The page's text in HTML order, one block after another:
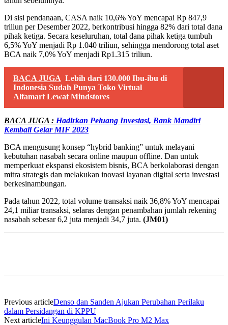
Di sisi pendanaan, CASA naik 10,6% YoY mencapai Rp 847,9
triliun per Desember 2022, berkontribusi hingga 82% dari total dana
pihak ketiga. Secara keseluruhan, total dana pihak ketiga tumbuh
6,5% YoY menjadi Rp 1.040 triliun, sehingga mendorong total aset
BCA naik 7,0% YoY menjadi Rp1.315 triliun.
BACA JUGA Lebih dari 130.000 Ibu-ibu di
Indonesia Sudah Punya Toko Virtual
Alfamart Lewat Mindstores
BACA JUGA : Hadirkan Peluang Investasi, Bank Mandiri
Kembali Gelar MIF 2023
BCA mengusung konsep “hybrid banking” untuk melayani
kebutuhan nasabah secara online maupun offline. Dan untuk
memperkuat ekspansi ekosistem bisnis, BCA berkolaborasi dengan
mitra strategis dan melakukan inovasi layanan digital serta investasi
berkesinambungan.
Pada tahun 2022, total volume transaksi naik 36,8% YoY mencapai
24,1 miliar transaksi, selaras dengan penambahan jumlah rekening
nasabah sebesar 6,2 juta menjadi 34,7 juta. (JM01)
Previous articleDenso dan Sanden Ajukan Perubahan Perilaku
dalam Persidangan di KPPU
Next articleIni Keunggulan MacBook Pro M2 Max